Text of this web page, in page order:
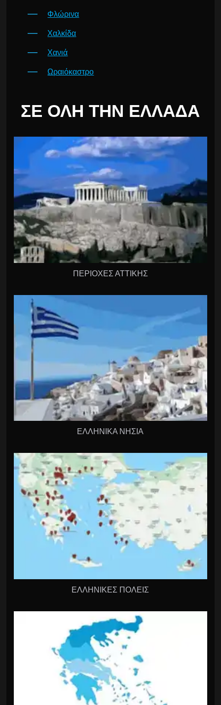
Φλώρινα
Χαλκίδα
Χανιά
Ωραιόκαστρο
ΣΕ ΌΛΗ ΤΗΝ ΕΛΛΆΔΑ
ΠΕΡΙΟΧΕΣ ΑΤΤΙΚΗΣ
ΕΛΛΗΝΙΚΑ ΝΗΣΙΑ
ΕΛΛΗΝΙΚΕΣ ΠΟΛΕΙΣ